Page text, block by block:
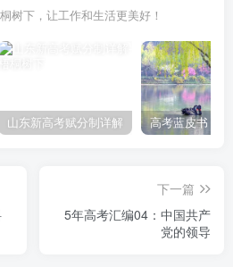
与GDP增长相协调意味着经济发展
D.③④
中在东中部）。特高压技术作为
树下，让工作和生活更美好！
山东新高考赋分制详解
下一篇
5年高考汇编04：中国共产
党的领导